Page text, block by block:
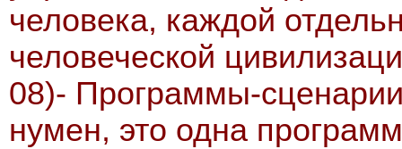
человека, каждой
человеческой
08)- Программы-
нумен, это одна